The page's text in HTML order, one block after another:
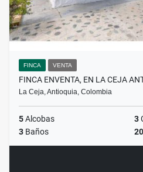
FINCA VENTA
FINCA ENVENTA, EN LA CEJA
La Ceja, Antioquia, Colombia
5Alcobas 3
3 Baños